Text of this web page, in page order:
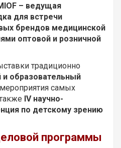
– ведущая
для встречи
брендов медицинской
оптовой и розничной
традиционно
образовательный
самых
IV научно-
по детскому зрению
программы